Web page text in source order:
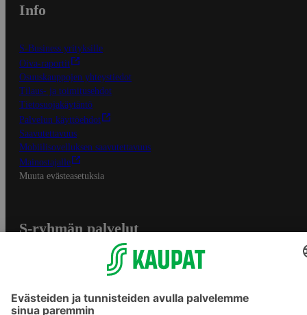
Info
S-Business yrityksille
Oiva-raportit
Osuuskauppojen yhteystiedot
Tilaus- ja toimitusehdot
Tietosuojakäytäntö
Palvelun käyttöehdot
Saavutettavuus
Mobiilisovelluksen saavutettavuus
Mainostajalle
Muuta evästeasetuksia
S-ryhmän palvelut
Yhteishyvä Ruoka -sovellus